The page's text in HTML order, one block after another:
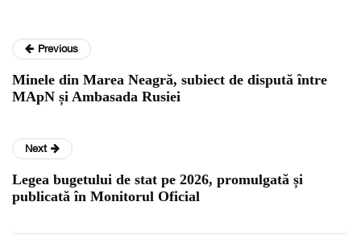
Previous
Minele din Marea Neagră, subiect de dispută între
MApN și Ambasada Rusiei
Next
Legea bugetului de stat pe 2026, promulgată și
publicată în Monitorul Oficial